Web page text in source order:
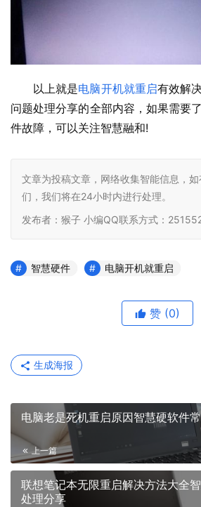
以上就是电脑开机就重启有效解
问题处理分享的全部内容，如果需要
件故障，可以关注智慧融和
文章为投稿文章，网络收集智能信息，
们，我们将在24小时内进行处理。
发布者：猴子 小编QQ联系方式：
智慧硬件 电脑开机就重启
赞 (0)
生成海报
电脑老是死机重启原因智慧硬软件
上一篇
联想笔记本无限重启解决方法大全
处理分享